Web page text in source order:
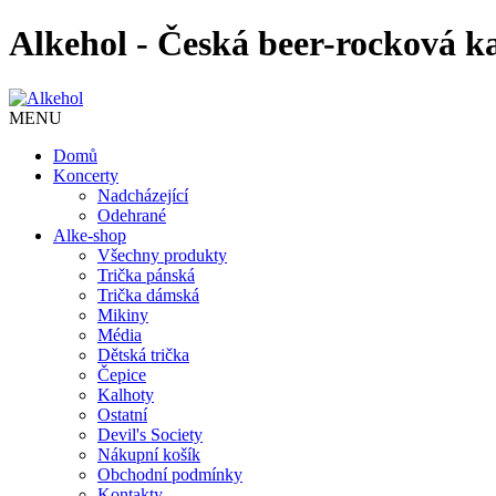
Alkehol - Česká beer-rocková
MENU
Domů
Koncerty
Nadcházející
Odehrané
Alke-shop
Všechny produkty
Trička pánská
Trička dámská
Mikiny
Média
Dětská trička
Čepice
Kalhoty
Ostatní
Devil's Society
Nákupní košík
Obchodní podmínky